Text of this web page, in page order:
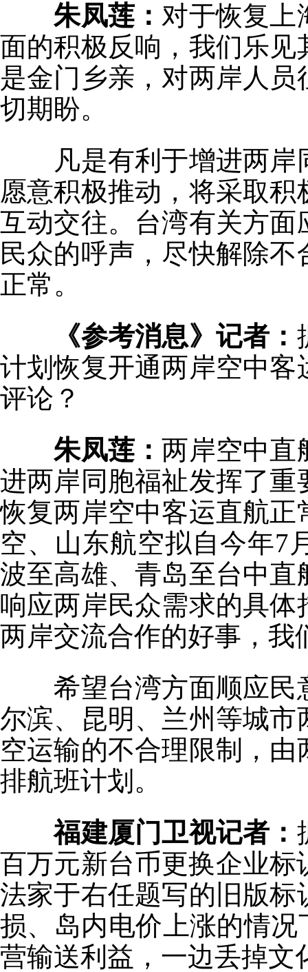
朱凤莲： 对于恢复上
面的积极反响，我们乐
是金门乡亲，对两岸人
切期盼。
凡是有利于增进两岸
愿意积极推动，将采取
互动交往。台湾有关方
民众的呼声，尽快解除
正常。
《参考消息》记者：
计划恢复开通两岸空中
评论？
朱凤莲：两岸空中直
进两岸同胞福祉发挥了
恢复两岸空中客运直航
空、山东航空拟自今年7
波至高雄、青岛至台中
响应两岸民众需求的具
两岸交流合作的好事，我
希望台湾方面顺应民
尔滨、昆明、兰州等城
空运输的不合理限制，
排航班计划。
福建厦门卫视记者：
百万元新台币更换企业
法家于右任题写的旧版
损、岛内电价上涨的情
营输送利益，一边丢掉文